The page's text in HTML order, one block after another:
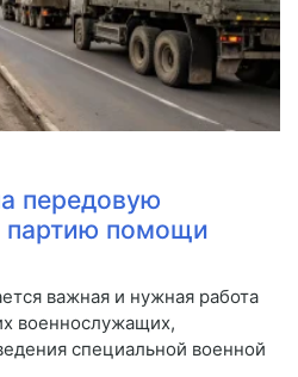
передовую
партию помощи
важная и нужная работа
военнослужащих,
специальной военной